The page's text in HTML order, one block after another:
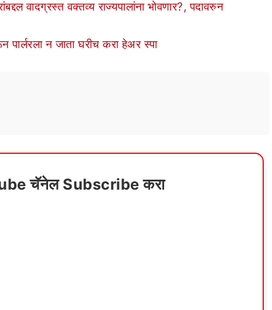
वादग्रस्त वक्तव्य राज्यपालांना भोवणार?, पदावरुन
न जाता घरीच करा हेअर स्पा
चॅनेल Subscribe करा